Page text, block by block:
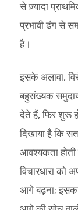
से ज़्यादा
प्रभावी ढंग से
है।
इसके अलावा,
बहुसंख्यक
देते हैं, फिर शुरू
दिखाया है कि
आवश्यकता
विचारधारा को
आगे बढ़ना; इसका